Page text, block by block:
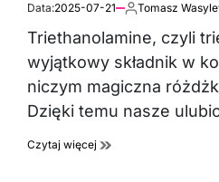
Data:2025-07-21 Autor:
Tomasz
Triethanolamine, czyli
wyjątkowy składnik w
niczym magiczna
Dzięki temu nasze
Czytaj więcej